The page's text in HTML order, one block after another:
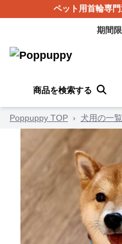
ペット用首輪専
期間
商品を検索する
Poppuppy TOP › 犬用の一覧